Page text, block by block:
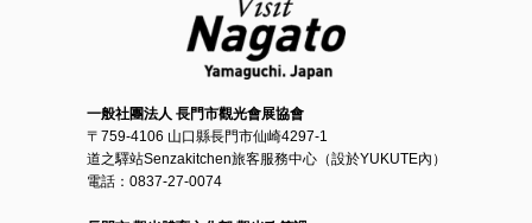
一般社團法人 長門市觀光會展協會
〒759-4106 山口縣長門市仙崎4297-1
道之驛站Senzakitchen旅客服務中心（設於YUKUTE內）
電話：0837-27-0074